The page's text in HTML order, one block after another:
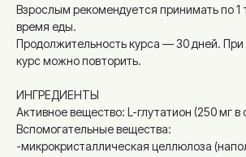
Взрослым рекомендуется принимать по 1
время еды.
Продолжительность курса — 30 дней.
курс можно повторить.
ИНГРЕДИЕНТЫ
Активное вещество: L-глутатион (250 мг в
Вспомогательные вещества:
-микрокристаллическая целлюлоза